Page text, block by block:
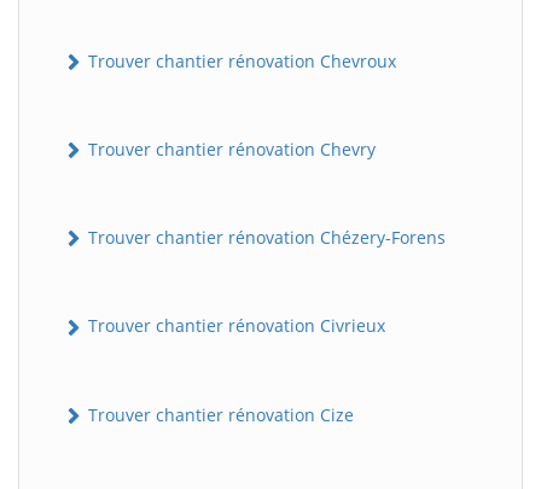
Trouver chantier rénovation Chevroux
Trouver chantier rénovation Chevry
Trouver chantier rénovation Chézery-Forens
Trouver chantier rénovation Civrieux
Trouver chantier rénovation Cize